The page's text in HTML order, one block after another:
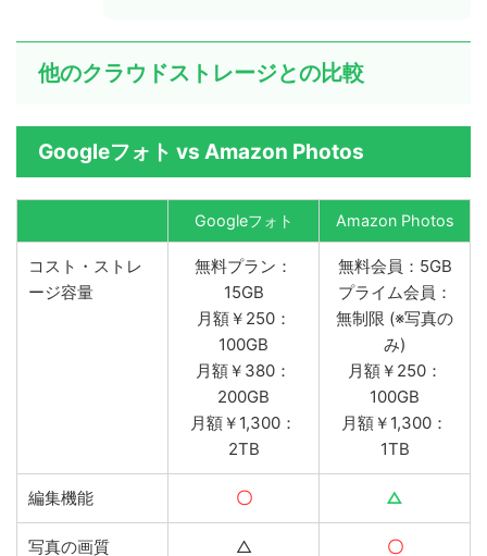
他のクラウドストレージとの比較
Googleフォト vs Amazon Photos
Googleフォト Amazon Photos
コスト・ストレ
ージ容量
無料プラン：
15GB
月額￥250：
100GB
月額￥380：
200GB
月額￥1,300：
2TB
無料会員：5GB
プライム会員：
無制限 (※写真の
み)
月額￥250：
100GB
月額￥1,300：
1TB
編集機能 〇 △
写真の画質 △ 〇